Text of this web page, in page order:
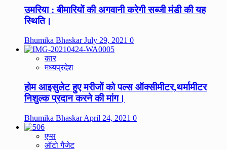
उमरिया : बीमारियों की अगवानी करेगी सब्जी मंडी की यह
स्थिति।
Bhumika BhaskarJuly 29, 2021 0
कार
मध्यप्रदेश
होम आइसुलेट हुए मरीजों को पल्स ऑक्सीमीटर,थर्मामीटर
निशुल्क प्रदान करने की मांग।
Bhumika BhaskarApril 24, 2021 0
एप्स
ऑटो गैजेट